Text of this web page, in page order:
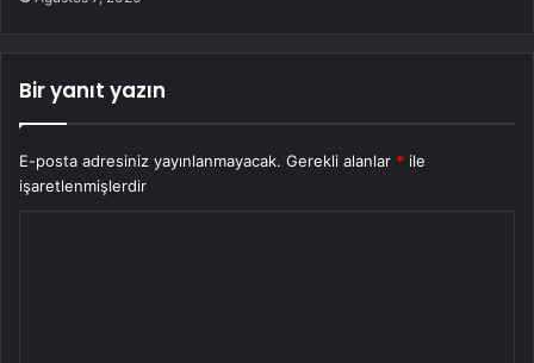
Bir yanıt yazın
E-posta adresiniz yayınlanmayacak. Gerekli alanlar * ile
işaretlenmişlerdir